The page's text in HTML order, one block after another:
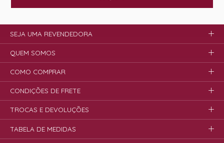
SEJA UMA REVENDEDORA
QUEM SOMOS
COMO COMPRAR
CONDIÇÕES DE FRETE
TROCAS E DEVOLUÇÕES
TABELA DE MEDIDAS